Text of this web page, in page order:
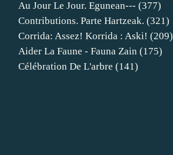
Au Jour Le Jour. Egunean--- (377)
Contributions. Parte Hartzeak. (321)
Corrida: Assez! Korrida : Aski! (209)
Aider La Faune - Fauna Zain (175)
Célébration De L'arbre (141)